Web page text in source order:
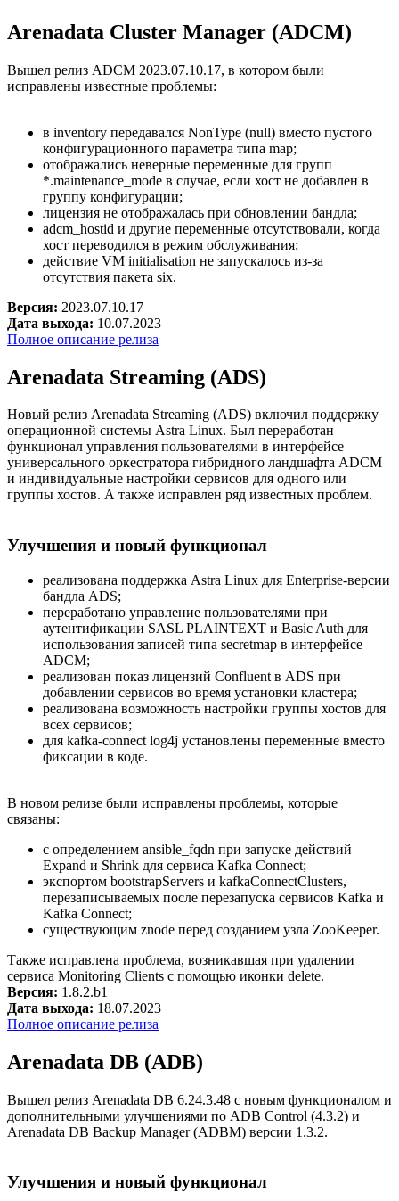
Arenadata Cluster Manager (ADCM)
Вышел релиз ADCM 2023.07.10.17, в котором были
исправлены известные проблемы:
в inventory передавался NonType (null) вместо пустого
конфигурационного параметра типа map;
отображались неверные переменные для групп
*.maintenance_mode в случае, если хост не добавлен в
группу конфигурации;
лицензия не отображалась при обновлении бандла;
adcm_hostid и другие переменные отсутствовали, когда
хост переводился в режим обслуживания;
действие VM initialisation не запускалось из-за
отсутствия пакета six.
Версия: 2023.07.10.17
Дата выхода: 10.07.2023
Полное описание релиза
Arenadata Streaming (ADS)
Новый релиз Arenadata Streaming (ADS) включил поддержку
операционной системы Astra Linux. Был переработан
функционал управления пользователями в интерфейсе
универсального оркестратора гибридного ландшафта ADCM
и индивидуальные настройки сервисов для одного или
группы хостов. А также исправлен ряд известных проблем.
Улучшения и новый функционал
реализована поддержка Astra Linux для Enterprise-версии
бандла ADS;
переработано управление пользователями при
аутентификации SASL PLAINTEXT и Basic Auth для
использования записей типа secretmap в интерфейсе
ADCM;
реализован показ лицензий Confluent в ADS при
добавлении сервисов во время установки кластера;
реализована возможность настройки группы хостов для
всех сервисов;
для kafka-connect log4j установлены переменные вместо
фиксации в коде.
В новом релизе были исправлены проблемы, которые
связаны:
с определением ansible_fqdn при запуске действий
Expand и Shrink для сервиса Kafka Connect;
экспортом bootstrapServers и kafkaConnectClusters,
перезаписываемых после перезапуска сервисов Kafka и
Kafka Connect;
существующим znode перед созданием узла ZooKeeper.
Также исправлена проблема, возникавшая при удалении
сервиса Monitoring Clients с помощью иконки delete.
Версия: 1.8.2.b1
Дата выхода: 18.07.2023
Полное описание релиза
Arenadata DB (ADB)
Вышел релиз Arenadata DB 6.24.3.48 с новым функционалом и
дополнительными улучшениями по ADB Control (4.3.2) и
Arenadata DB Backup Manager (ADBM) версии 1.3.2.
Улучшения и новый функционал